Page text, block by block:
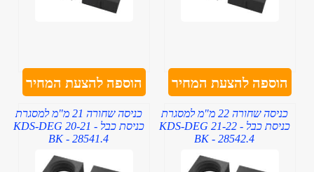
הוספה להצעת המחיר הוספה להצעת המחיר
כניסה שחורה 22 מ"מ למסגרת
כניסת כבל - KDS-DEG 21-22
BK - 28542.4
כניסה שחורה 21 מ"מ למסגרת
כניסת כבל - KDS-DEG 20-21
BK - 28541.4